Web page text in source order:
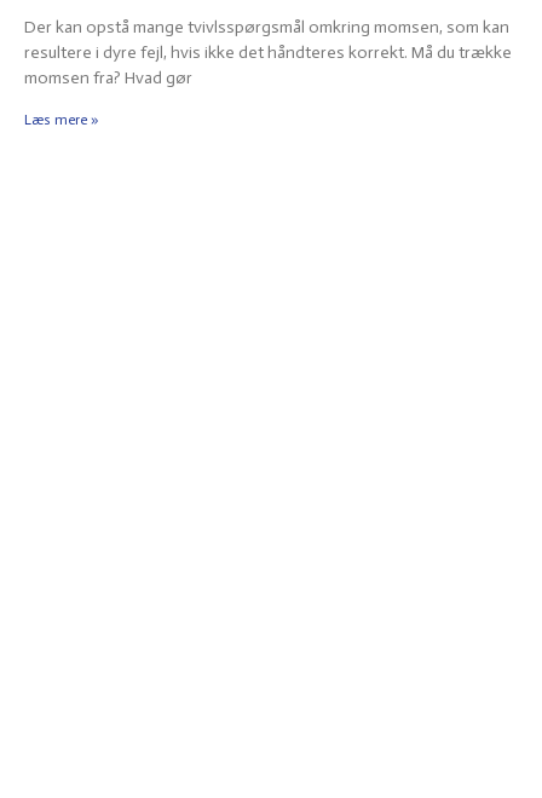
Der kan opstå mange tvivlsspørgsmål omkring momsen, som kan
resultere i dyre fejl, hvis ikke det håndteres korrekt. Må du trække
momsen fra? Hvad gør
Læs mere »